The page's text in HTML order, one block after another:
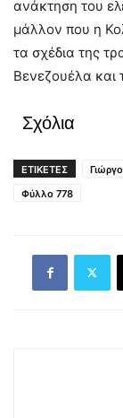
ανάκτηση του
μάλλον που η
τα σχέδια της
Βενεζουέλα και
Σχόλια
ΕΤΙΚΕΤΕΣ
Φύλλο 778